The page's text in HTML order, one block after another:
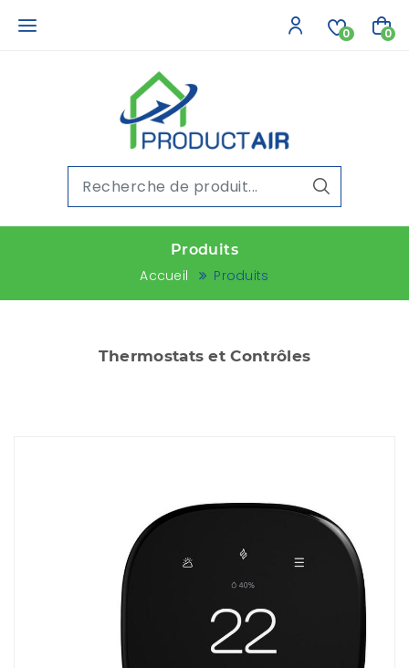
0 0
Produits
Accueil Produits
Thermostats et Contrôles